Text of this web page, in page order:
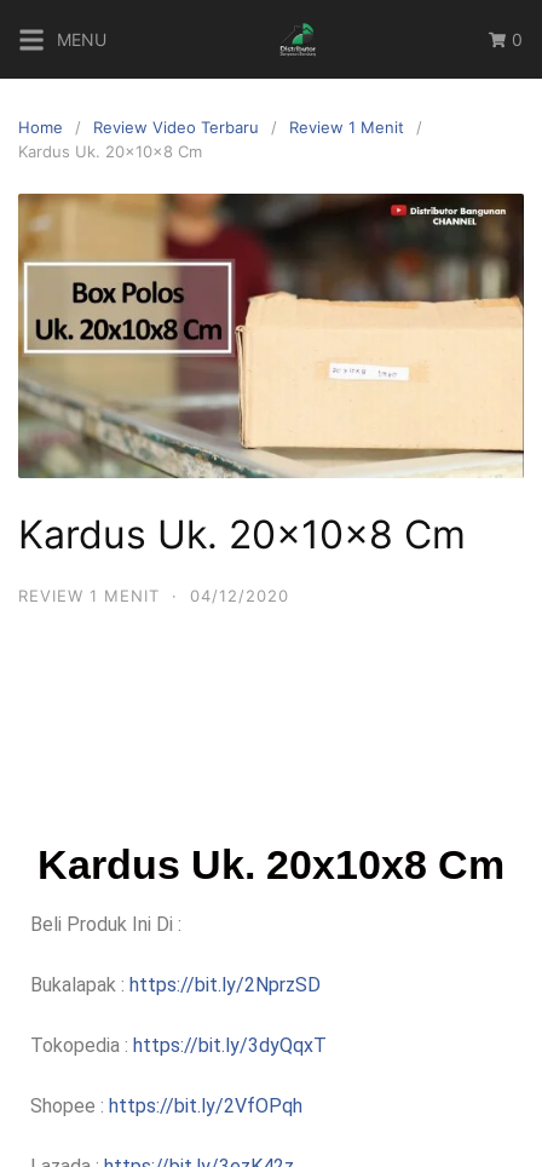
MENU 0
Home Review Video Terbaru
Review 1 Menit
Kardus Uk. 20x10x8 Cm
Kardus Uk. 20x10x8 Cm
REVIEW 1 MENIT · 04/12/2020
Kardus Uk. 20x10x8 Cm
Beli Produk Ini Di :
Bukalapak : https://bit.ly/2NprzSD
Tokopedia : https://bit.ly/3dyQqxT
Shopee : https://bit.ly/2VfOPqh